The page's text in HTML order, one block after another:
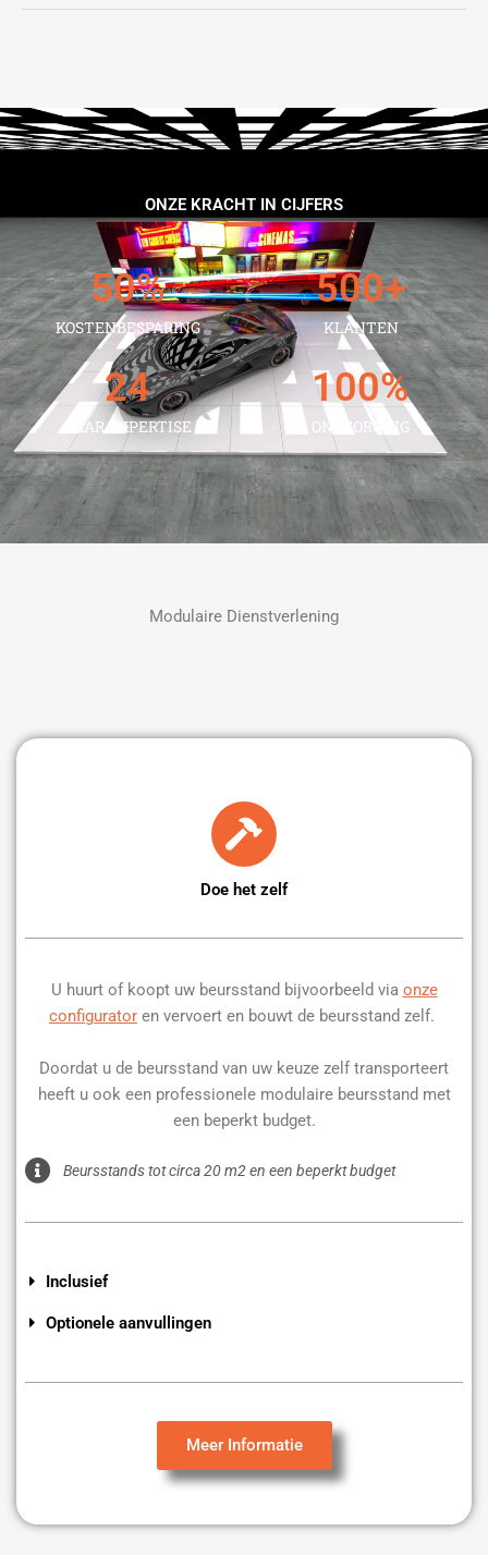
ONZE KRACHT IN CIJFERS
KOSTENBESPARING
50%
KLANTEN
500+
JAAR EXPERTISE
24
ONTZORGING
100%
Modulaire Dienstverlening
Doe het zelf
U huurt of koopt uw beursstand bijvoorbeeld via onze
configurator en vervoert en bouwt de beursstand zelf.
Doordat u de beursstand van uw keuze zelf transporteert
heeft u ook een professionele modulaire beursstand met
een beperkt budget.
Beursstands tot circa 20 m2 en een beperkt budget
Inclusief
Optionele aanvullingen
Meer Informatie